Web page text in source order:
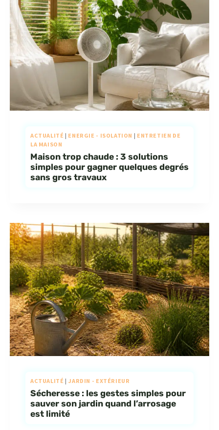
ACTUALITÉ | ENERGIE - ISOLATION | ENTRETIEN DE
LA MAISON
Maison trop chaude : 3 solutions
simples pour gagner quelques degrés
sans gros travaux
ACTUALITÉ | JARDIN - EXTÉRIEUR
Sécheresse : les gestes simples pour
sauver son jardin quand l’arrosage
est limité